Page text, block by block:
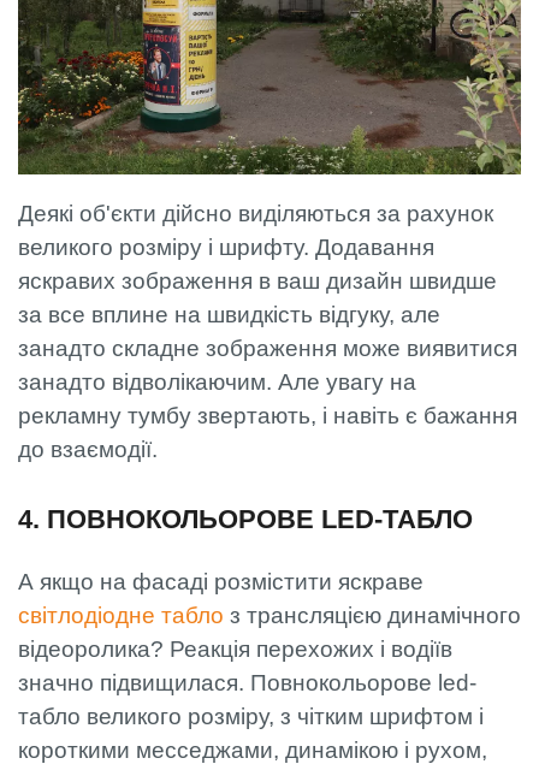
Деякі об'єкти дійсно виділяються за рахунок
великого розміру і шрифту. Додавання
яскравих зображення в ваш дизайн швидше
за все вплине на швидкість відгуку, але
занадто складне зображення може виявитися
занадто відволікаючим. Але увагу на
рекламну тумбу звертають, і навіть є бажання
до взаємодії.
4. ПОВНОКОЛЬОРОВЕ LED-ТАБЛО
А якщо на фасаді розмістити яскраве
світлодіодне табло з трансляцією динамічного
відеоролика? Реакція перехожих і водіїв
значно підвищилася. Повнокольорове led-
табло великого розміру, з чітким шрифтом і
короткими месседжами, динамікою і рухом,